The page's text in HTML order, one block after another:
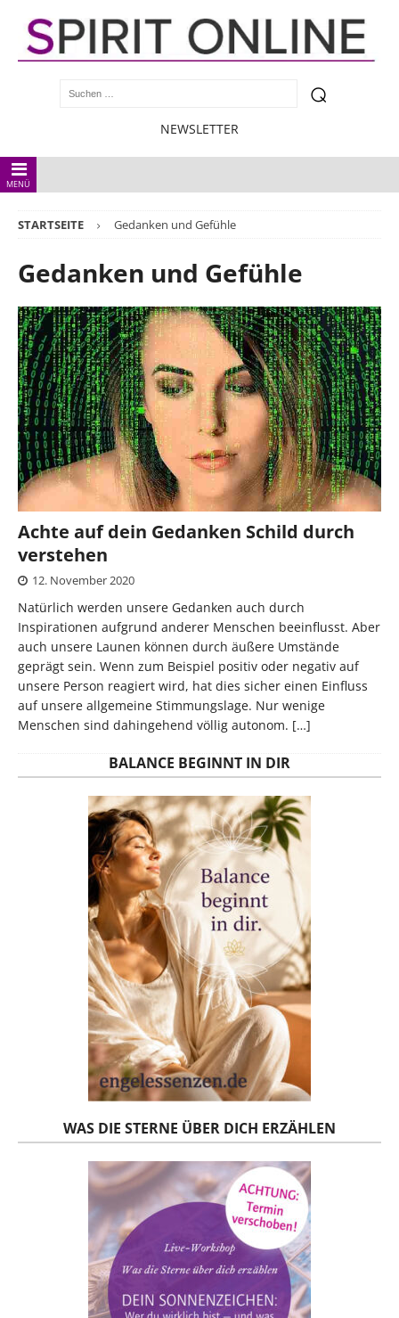
NEWSLETTER
MENÜ
STARTSEITE Gedanken und Gefühle
Gedanken und Gefühle
Achte auf dein Gedanken Schild durch
verstehen
12. November 2020
Natürlich werden unsere Gedanken auch durch
Inspirationen aufgrund anderer Menschen beeinflusst. Aber
auch unsere Launen können durch äußere Umstände
geprägt sein. Wenn zum Beispiel positiv oder negativ auf
unsere Person reagiert wird, hat dies sicher einen Einfluss
auf unsere allgemeine Stimmungslage. Nur wenige
Menschen sind dahingehend völlig autonom. […]
BALANCE BEGINNT IN DIR
WAS DIE STERNE ÜBER DICH ERZÄHLEN